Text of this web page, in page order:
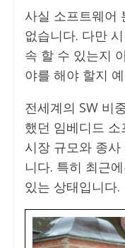
사실 소프트웨어
없습니다. 다만
속 할 수 있는지
야를 해야 할지
전세계의 SW 비
했던 임베디드
시장 규모와 종
니다. 특히 최근
있는 상태입니다.